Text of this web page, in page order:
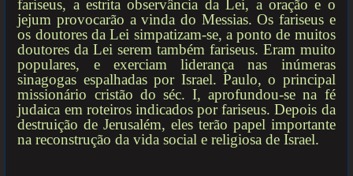
fariseus, a estrita observância da Lei, a oração e o
jejum provocarão a vinda do Messias. Os fariseus e
os doutores da Lei simpatizam-se, a ponto de muitos
doutores da Lei serem também fariseus. Eram muito
populares, e exerciam liderança nas inúmeras
sinagogas espalhadas por Israel. Paulo, o principal
missionário cristão do séc. I, aprofundou-se na fé
judaica em roteiros indicados por fariseus. Depois da
destruição de Jerusalém, eles terão papel importante
na reconstrução da vida social e religiosa de Israel.